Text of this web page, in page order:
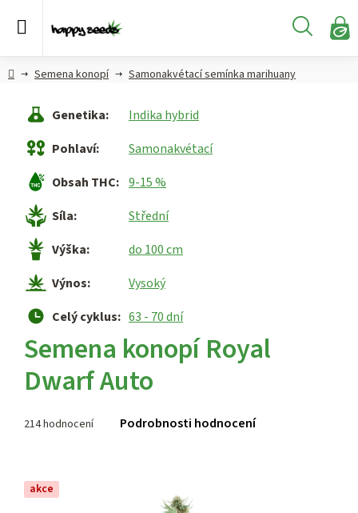
Hledat
Semena
CBD,
CBG a
HHC
konopí
Konopné
produkty
Hašiš
Kratom
HlavníSemena konopí Samonakvétací semínka marihuany
Semena konopí Royal
Dwarf Auto
hodnocení
3,7
z 5
214 hodnocení Podrobnosti hodnocení
akce
Genetika:
Indika hybrid
Pohlaví:
Samonakvétací
Obsah THC: 9-15 %
Síla:
Střední
Výška:
do 100 cm
Výnos:
Vysoký
Celý cyklus: 63 - 70 dní